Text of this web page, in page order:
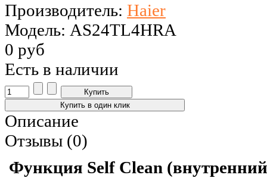
Производитель: Haier
Модель: AS24TL4HRA
0 руб
Есть в наличии
Описание
Отзывы (0)
Функция Self Clean